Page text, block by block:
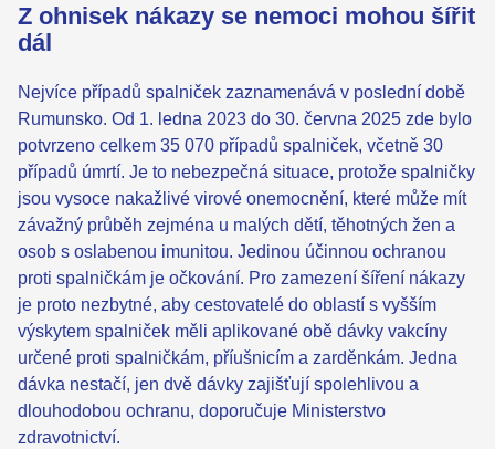
Z ohnisek nákazy se nemoci mohou šířit
dál
Nejvíce případů spalniček zaznamenává v poslední době
Rumunsko. Od 1. ledna 2023 do 30. června 2025 zde bylo
potvrzeno celkem 35 070 případů spalniček, včetně 30
případů úmrtí. Je to nebezpečná situace, protože spalničky
jsou vysoce nakažlivé virové onemocnění, které může mít
závažný průběh zejména u malých dětí, těhotných žen a
osob s oslabenou imunitou. Jedinou účinnou ochranou
proti spalničkám je očkování. Pro zamezení šíření nákazy
je proto nezbytné, aby cestovatelé do oblastí s vyšším
výskytem spalniček měli aplikované obě dávky vakcíny
určené proti spalničkám, příušnicím a zarděnkám. Jedna
dávka nestačí, jen dvě dávky zajišťují spolehlivou a
dlouhodobou ochranu, doporučuje Ministerstvo
zdravotnictví.